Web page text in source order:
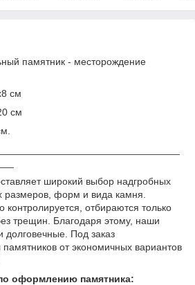
памятник - месторождение
см
см
широкий выбор надгробных
размеров, форм и вида камня.
контролируется, отбираются только
трещин. Благодаря этому, наши
Под заказ
от экономичных вариантов
оформлению памятника: